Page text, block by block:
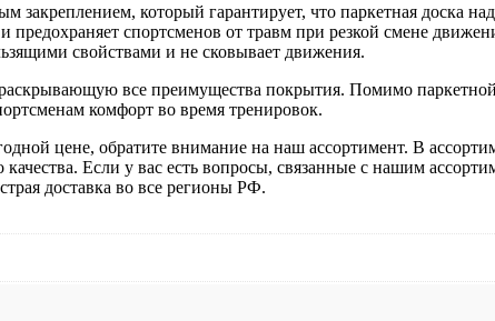
который гарантирует, что паркетная доска
предохраняет спортсменов от травм при резкой смене
свойствами и не сковывает движения.
раскрывающую все преимущества покрытия. Помимо
комфорт во время тренировок.
цене, обратите внимание на наш ассортимент. В
Если у вас есть вопросы, связанные с нашим
доставка во все регионы РФ.